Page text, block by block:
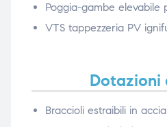
Poggia-gambe elevabile
VTS tappezzeria PV
Dotazioni
Braccioli estraibili in